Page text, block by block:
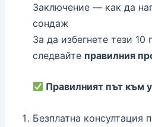
Заключение — как да
сондаж
За да избегнете тези 10
следвайте правилния
Правилният път към
Безплатна консултация